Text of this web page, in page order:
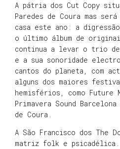
A pátria dos Cut Copy
Paredes de Coura mas
casa este ano: a
o último álbum de
continua a levar o trio de
e a sua sonoridade
cantos do planeta, com
alguns dos maiores
hemisférios, como Future
Primavera Sound
de Coura.
A São Francisco dos The
matriz folk e psicadélica.